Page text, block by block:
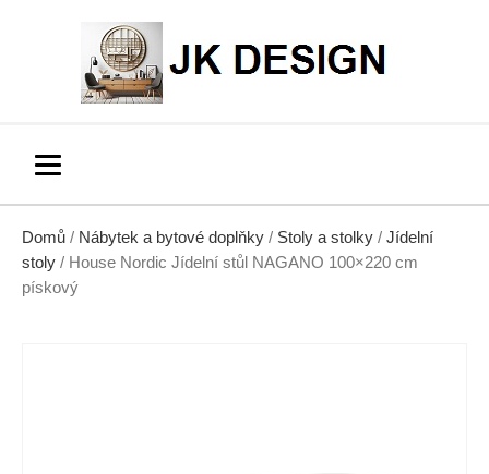
Domů / Nábytek a bytové doplňky / Stoly a stolky / Jídelní
stoly / House Nordic Jídelní stůl NAGANO 100×220 cm
pískový